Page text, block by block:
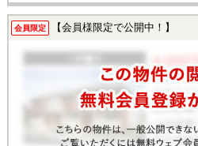
会員限定 【会員様限定で公開中！】